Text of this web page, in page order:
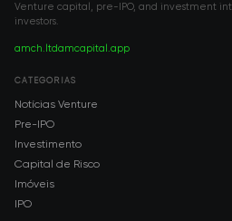
Venture capital, pre-IPO, and investment
investors.
amch.ltdamcapital.app
CATEGORIAS
Notícias Venture
Pre-IPO
Investimento
Capital de Risco
Imóveis
IPO